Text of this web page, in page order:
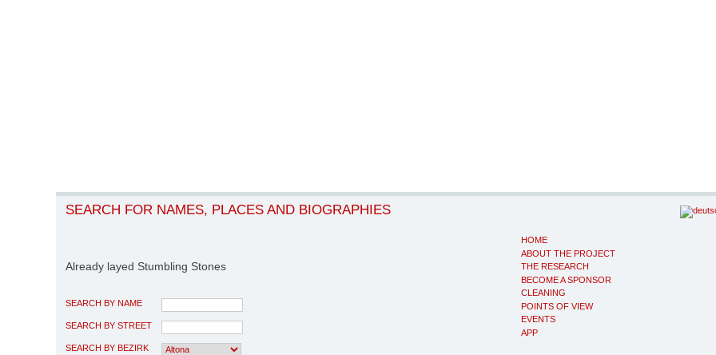
HOME
ABOUT THE PROJECT
THE RESEARCH
BECOME A SPONSOR
CLEANING
POINTS OF VIEW
EVENTS
APP
SEARCH FOR NAMES, PLACES AND BIOGRAPHIES
Already layed Stumbling Stones
SEARCH BY NAME
SEARCH BY STREET
SEARCH BY BEZIRK